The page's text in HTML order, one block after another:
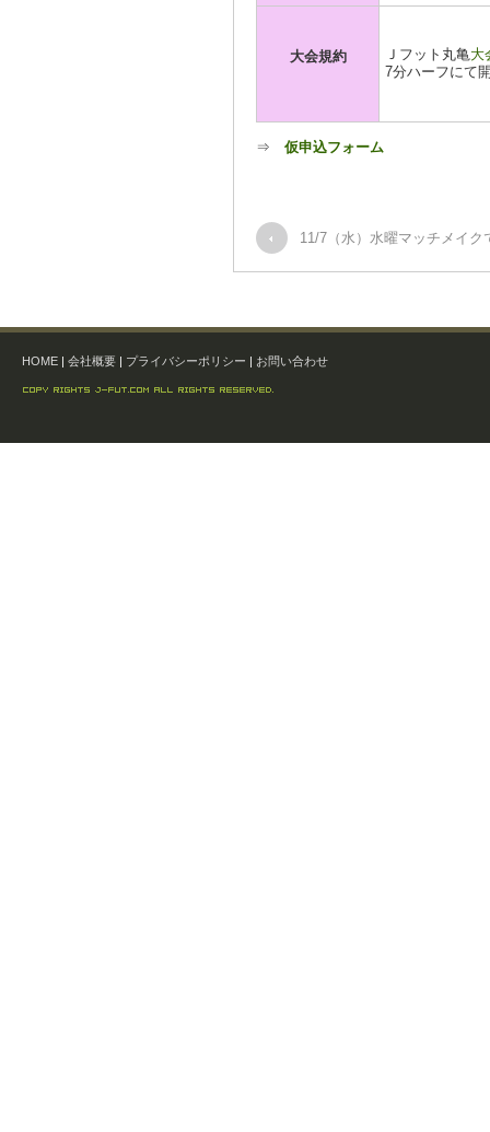
大会規約 Ｊフット丸亀 大
7分ハーフにて
⇒ 仮申込フォーム
11/7（水）水曜マッチメイク
HOME | 会社概要 | プライバシーポリシー | お問い合わせ